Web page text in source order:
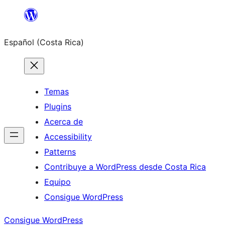
Saltar
contenido
Español (Costa Rica)
Temas
Plugins
Acerca de
Accessibility
Patterns
Contribuye a WordPress desde Costa Rica
Equipo
Consigue WordPress
Consigue WordPress